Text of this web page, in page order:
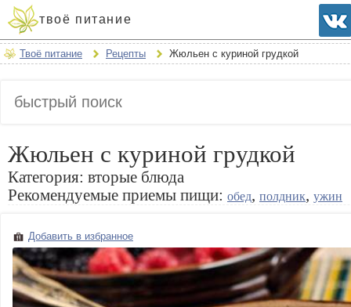
твоё питание
Твоё питание Рецепты Жюльен с куриной грудкой
Жюльен с куриной грудкой
Категория: вторые блюда
Рекомендуемые приемы пищи: обед, полдник, ужин
Добавить в избранное